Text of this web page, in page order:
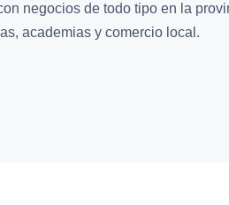
negocios de todo tipo en la
academias y comercio local.